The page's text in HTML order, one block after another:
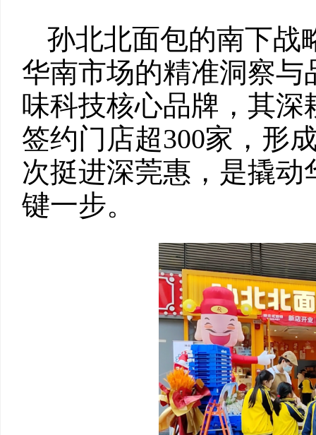
孙北北面包的南下战
华南市场的精准洞察
味科技核心品牌，其
签约门店超300家，形
次挺进深莞惠，是撬
键一步。